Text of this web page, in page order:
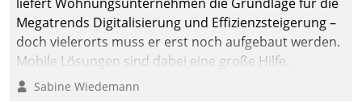
Megatrends Digitalisierung und Effizienzsteigerung –
doch vielerorts muss er erst noch aufgebaut werden.
Mobile Lösungen sind dabei eine große Hilfe.
Sabine Wiedemann